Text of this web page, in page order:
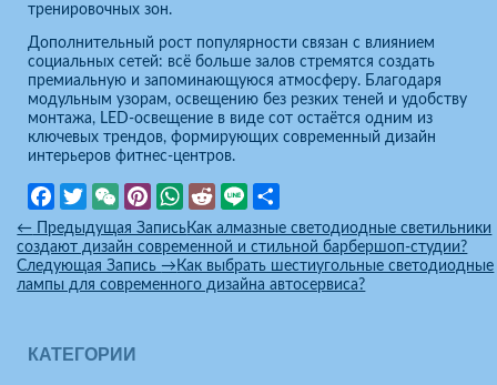
КАТЕГОРИИ
тренировочных зон.
Дополнительный рост популярности связан с влиянием
социальных сетей: всё больше залов стремятся создать
премиальную и запоминающуюся атмосферу. Благодаря
модульным узорам, освещению без резких теней и удобству
монтажа, LED-освещение в виде сот остаётся одним из
ключевых трендов, формирующих современный дизайн
интерьеров фитнес-центров.
Facebook
TwitterWeChatPinterest
WhatsApp
RedditLineОтправить
← Предыдущая ЗаписьКак алмазные светодиодные светильники
создают дизайн современной и стильной барбершоп-студии?
Следующая Запись→ Как выбрать шестиугольные светодиодные
лампы для современного дизайна автосервиса?